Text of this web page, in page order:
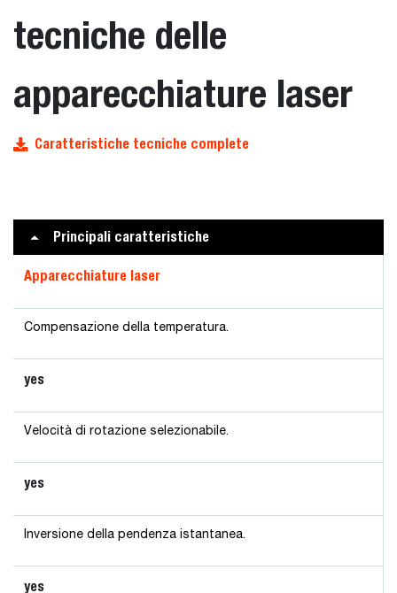
tecniche delle
apparecchiature laser
Caratteristiche tecniche complete
Principali caratteristiche
Apparecchiature laser
Compensazione della temperatura.
yes
Velocità di rotazione selezionabile.
yes
Inversione della pendenza istantanea.
yes